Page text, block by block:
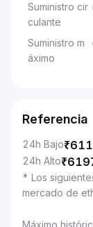
Suministro cir
culante
Suministro m
áximo
Referencia
24h Bajo₹
24h Alto₹
* Los
mercado de
Máximo